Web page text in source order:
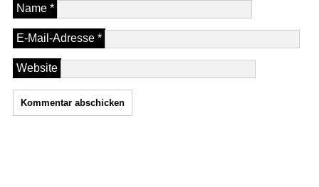
Name *
E-Mail-Adresse *
Website